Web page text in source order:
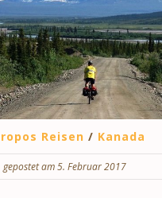
Reisen / Kanada
gepostet am 5. Februar 2017